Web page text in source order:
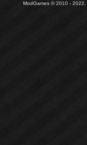
ModGames © 2010 - 2022.